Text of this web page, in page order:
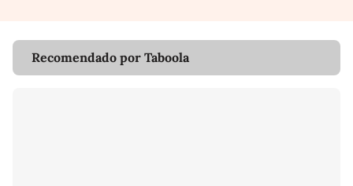
Recomendado por Taboola